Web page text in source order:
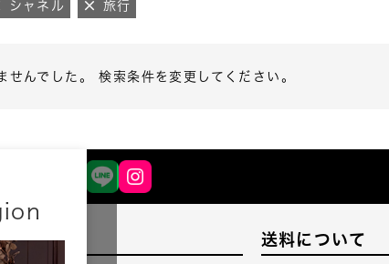
シャネル 旅行
んでした。 検索条件を変更してください。
ついて 送料について